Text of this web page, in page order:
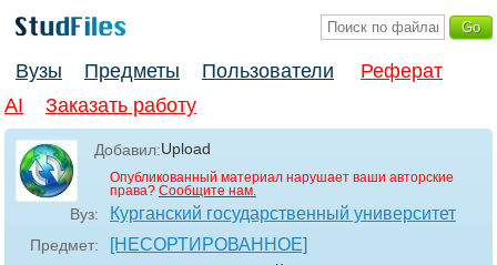
Вузы Предметы Пользователи
Реферат
AI
Заказать работу
Добавил:Upload
Опубликованный материал нарушает ваши авторские
права? Сообщите нам.
Вуз: Курганский государственный университет
Предмет: [НЕСОРТИРОВАННОЕ]